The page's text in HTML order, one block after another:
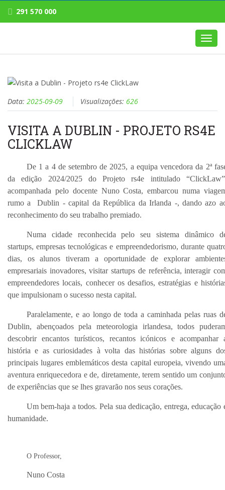
291 570 000
Data: 2025-09-09 Visualizações: 626
VISITA A DUBLIN - PROJETO RS4E
CLICKLAW
De 1 a 4 de setembro de 2025, a equipa vencedora da 2ª
da edição 2024/2025 do Projeto rs4e intitulado
acompanhada pelo docente Nuno Costa, embarcou numa
rumo a Dublin - capital da República da Irlanda -, dando azo
reconhecimento do seu trabalho premiado.
Numa cidade reconhecida pelo seu sistema dinâmico
startups, empresas tecnológicas e empreendedorismo, durante
dias, os alunos tiveram a oportunidade de explorar
empresariais inovadores, visitar startups de referência, interagir
empreendedores locais, conhecer os desafios, estratégias e
que impulsionam o sucesso nesta capital.
Paralelamente, e ao longo de toda a caminhada pelas ruas
Dublin, abençoados pela meteorologia irlandesa, todos
descobrir encantos turísticos, recantos icónicos e acompanhar
história e as curiosidades à volta das histórias sobre alguns
principais lugares emblemáticos desta capital europeia, vivendo
aventura enriquecedora e de, diretamente, terem sentido um
de experiências que se lhes gravarão nos seus corações.
Um bem-haja a todos. Pela sua dedicação, entrega, educação
humanidade.
O Professor,
Nuno Costa